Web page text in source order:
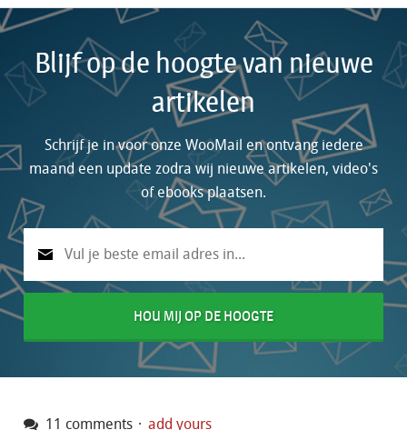
Blijf op de hoogte van nieuwe
artikelen
Schrijf je in voor onze WooMail en ontvang iedere
maand een update zodra wij nieuwe artikelen, video's
of ebooks plaatsen.
HOU MIJ OP DE HOOGTE
11 comments add yours